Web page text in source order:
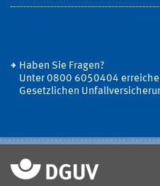
Haben Sie Fragen?
Unter 0800 6050404
Gesetzlichen